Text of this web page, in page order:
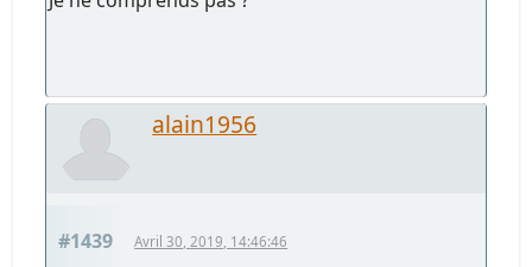
alain1956
#1439 Avril 30, 2019, 14:46:46